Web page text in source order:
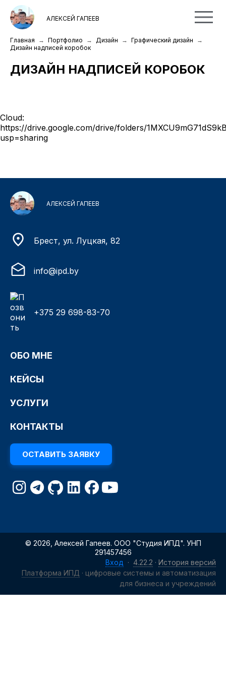
АЛЕКСЕЙ ГАПЕЕВ
Главная Портфолио Дизайн
Графический дизайн
Дизайн надписей коробок
ДИЗАЙН НАДПИСЕЙ КОРОБОК
Cloud:
https://drive.google.com/drive/folders/
usp=sharing
АЛЕКСЕЙ ГАПЕЕВ
Брест, ул. Луцкая, 82
info@ipd.by
+375 29 698-83-70
ОБО МНЕ
КЕЙСЫ
УСЛУГИ
КОНТАКТЫ
ОСТАВИТЬ ЗАЯВКУ
© 2026, Алексей Гапеев. ООО "Студия ИПД". УНП
291457456
Вход · 4.22.2 · История версий
Платформа ИПД · цифровые системы и автоматизация
для бизнеса и учреждений